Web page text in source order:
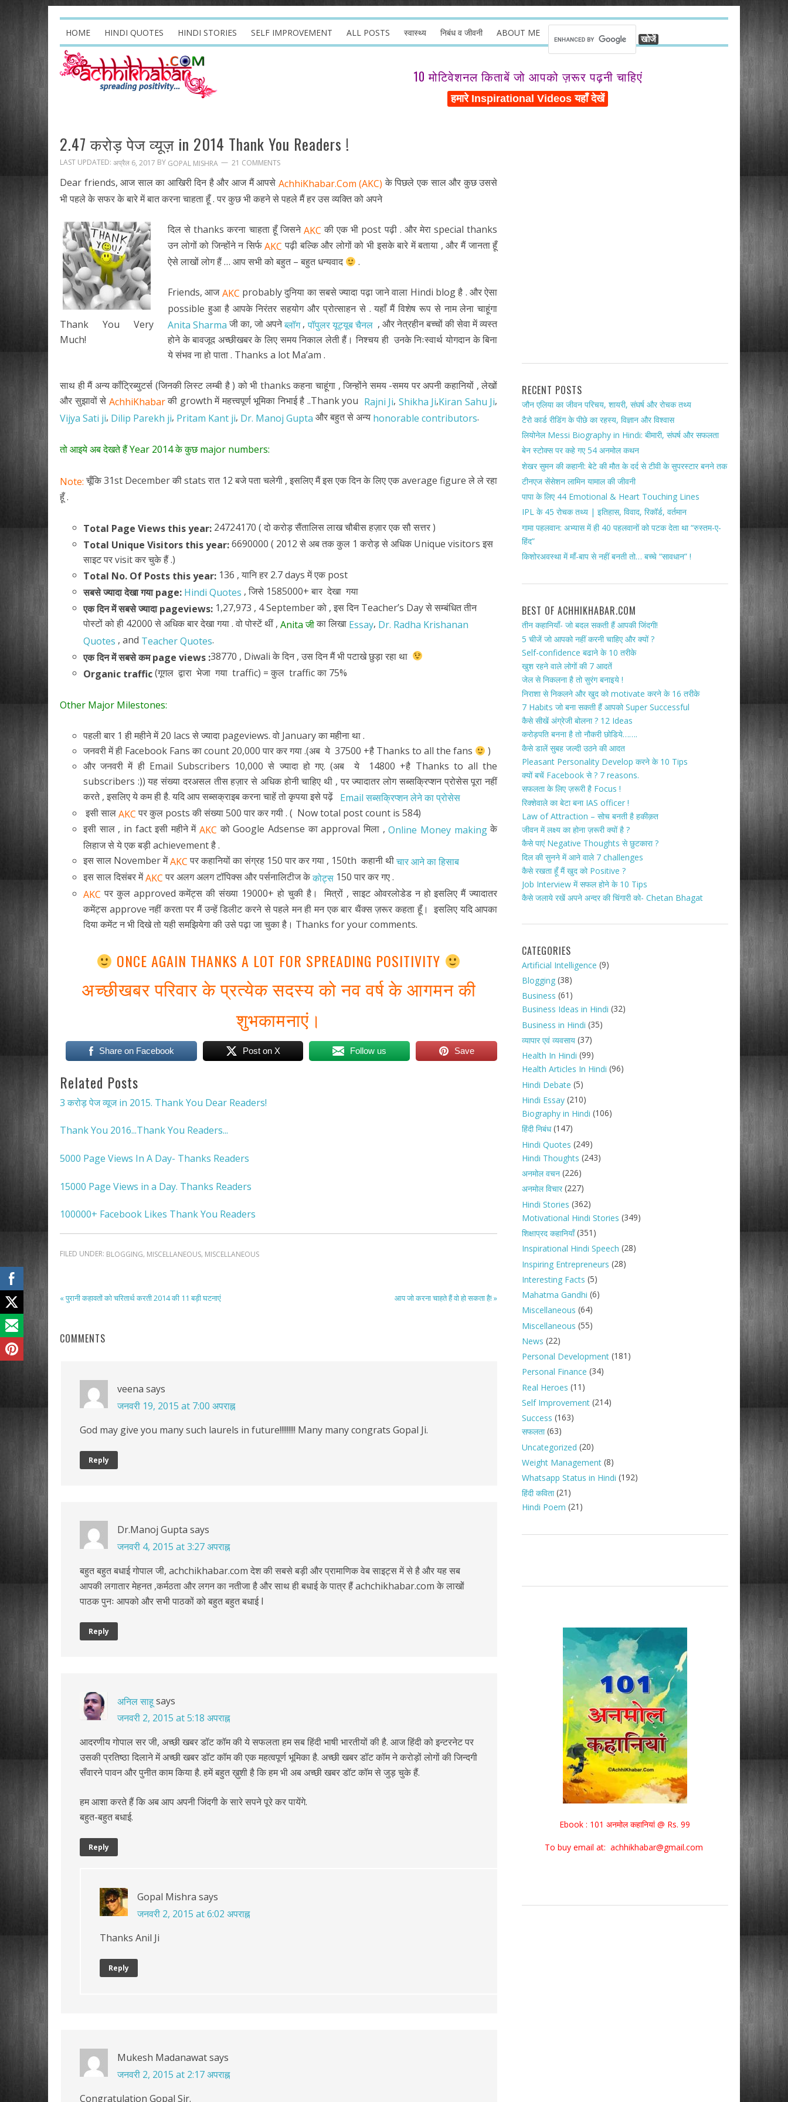
HOME HINDI QUOTES HINDI STORIES SELF IMPROVEMENT ALL POSTS स्वास्थ्य निबंध व जीवनी ABOUT ME
10 मोटिवेशनल किताबें जो आपको ज़रूर पढ़नी चाहिएं
2.47 करोड़ पेज व्यूज़ in 2014 Thank You Readers !
LAST UPDATED: अप्रैल 6, 2017 BY GOPAL MISHRA 21 COMMENTS
Dear friends, आज साल का आखिरी दिन है और आज मैं आपसे AchhiKhabar.Com (AKC) के पिछले एक साल और कुछ उससे
भी पहले के सफर के बारे में बात करना चाहता हूँ . पर कुछ भी कहने से पहले मैं हर उस व्यक्ति को अपने
Thank You Very
Much!
दिल से thanks करना चाहता हूँ जिसनेAKC की एक भी post पढ़ी . और मेरा special thanks
उन लोगों को जिन्होंने न सिर्फ AKC पढ़ी बल्कि और लोगों को भी इसके बारे में बताया , और मैं जानता हूँ
ऐसे लाखों लोग हैं … आप सभी को बहुत – बहुत धन्यवाद
.
Friends, आजAKC probably दुनिया का सबसे ज्यादा पढ़ा जाने वाला Hindi blog है . और ऐसा
possible हुआ है आपके निरंतर सहयोग और प्रोत्साहन से . यहाँ मैं विशेष रूप से नाम लेना चाहूंगा
Anita Sharmaजी का, जो अपनेब्लॉग,पॉपुलर यूट्यूब चैनल , और नेत्रहीन बच्चों की सेवा में व्यस्त
होने के बावजूद अच्छीखबर के लिए समय निकाल लेती हैं। निश्चय ही उनके निःस्वार्थ योगदान के बिना
ये संभव ना हो पाता . Thanks a lot Ma’am .
साथ ही मैं अन्य कॉंट्रिब्युटर्स (जिनकी लिस्ट लम्बी है ) को भी thanks कहना चाहूंगा , जिन्होंने समय -समय पर अपनी कहानियों , लेखों
और सुझावों से AchhiKhabarकी growth में महत्त्वपूर्ण भूमिका निभाई है ..Thank you Rajni Ji, Shikha Ji,Kiran Sahu Ji,
Vijya Sati ji, Dilip Parekh ji, Pritam Kant ji, Dr. Manoj Gupta और बहुत से अन्य honorable contributors.
तो आइये अब देखते हैं Year 2014 के कुछ major numbers:
Note:चूँकि 31st December की stats रात 12 बजे पता चलेगी , इसलिए मैं इस एक दिन के लिए एक average figure ले ले रहा
हूँ .
Total Page Views this year: 24724170 ( दो करोड़ सैंतालिस लाख चौबीस हज़ार एक सौ सत्तर )
Total Unique Visitors this year:6690000 ( 2012 से अब तक कुल 1 करोड़ से अधिक Unique visitors इस
साइट पर visit कर चुके हैं .)
Total No. Of Posts this year: 136 , यानि हर 2.7 days में एक post
सबसे ज्यादा देखा गया page: Hindi Quotes , जिसे 1585000+ बार देखा गया
एक दिन में सबसे ज्यादा pageviews: 1,27,973 , 4 September को , इस दिन Teacher’s Day से सम्बंधित तीन
पोस्टों को ही 42000 से अधिक बार देखा गया . वो पोस्टें थीं , Anita जीका लिखा Essay, Dr. Radha Krishanan
Quotes , and Teacher Quotes.
एक दिन में सबसे कम page views :38770 , Diwali के दिन , उस दिन मैं भी पटाखे छुड़ा रहा था
Organic traffic(गूगल द्वारा भेजा गया traffic) = कुल traffic का 75%
Other Major Milestones:
पहली बार 1 ही महीने में 20 lacs से ज्यादा pageviews. वो January का महीना था .
जनवरी में ही Facebook Fans का count 20,000 पार कर गया .(अब ये 37500 +है Thanks to all the fans
)
और जनवरी में ही Email Subscribers 10,000 से ज्यादा हो गए. (अब ये 14800 +है Thanks to all the
subscribers :)) यह संख्या दरअसल तीस हज़ार से अधिक होनी चाहिए थी , पर ज्यादातर लोग सब्सक्रिप्शन प्रोसेस पूरा नहीं
करते , इसलिए ये कम ही है. यदि आप सब्सक्राइब करना चाहें तो कृपया इसे पढ़ें Email सब्सक्रिप्शन लेने का प्रोसेस
इसी सालAKCपर कुल posts की संख्या 500 पार कर गयी . ( Now total post count is 584)
इसी साल , in fact इसी महीने मेंAKC को Google Adsense का approval मिला ,Online Money makingके
लिहाज से ये एक बड़ी achievement है .
इस साल November मेंAKCपर कहानियों का संग्रह 150 पार कर गया , 150th कहानी थीचार आने का हिसाब
इस साल दिसंबर मेंAKCपर अलग अलग टॉपिक्स और पर्सनालिटीज केकोट्स 150 पार कर गए .
AKC पर कुल approved कमेंट्स की संख्या 19000+ हो चुकी है। मित्रों , साइट ओवरलोडेड न हो इसलिए मैं ज्यादातर
कमेंट्स approve नहीं करता पर मैं उन्हें डिलीट करने से पहले मन ही मन एक बार थैंक्स ज़रूर कहता हूँ। इसलिए यदि आपका
दिया कमेंट न भी दिखे तो यही समझियेगा की उसे पढ़ा जा चुका है। Thanks for your comments.
ONCE AGAIN THANKS A LOT FOR SPREADING POSITIVITY
अच्छीखबर परिवार के प्रत्येक सदस्य को नव वर्ष के आगमन की
शुभकामनाएं।
Share on Facebook Post on X Follow us Save
Related Posts
3 करोड़ पेज व्यूज in 2015. Thank You Dear Readers!
Thank You 2016...Thank You Readers...
5000 Page Views In A Day- Thanks Readers
15000 Page Views in a Day. Thanks Readers
100000+ Facebook Likes Thank You Readers
FILED UNDER: BLOGGING, MISCELLANEOUS, MISCELLANEOUS
« पुरानी कहावतों को चरितार्थ करती 2014 की 11 बड़ी घटनाएं आप जो करना चाहते हैं वो हो सकता है! »
COMMENTS
veena says
जनवरी 19, 2015 at 7:00 अपराह्न
God may give you many such laurels in future!!!!!!!!! Many many congrats Gopal Ji.
Reply
Dr.Manoj Gupta says
जनवरी 4, 2015 at 3:27 अपराह्न
बहुत बहुत बधाई गोपाल जी, achchikhabar.com देश की सबसे बड़ी और प्रामाणिक वेब साइट्स में से है और यह सब
आपकी लगातार मेहनत ,कर्मठता और लगन का नतीजा है और साथ ही बधाई के पात्र हैं achchikhabar.com के लाखों
पाठक पुनः आपको और सभी पाठकों को बहुत बहुत बधाई l
Reply
अनिल साहूsays
जनवरी 2, 2015 at 5:18 अपराह्न
आदरणीय गोपाल सर जी, अच्छी खबर डॉट कॉम की ये सफलता हम सब हिंदी भाषी भारतीयों की है. आज हिंदी को इन्टरनेट पर
उसकी प्रतिष्ठा दिलाने में अच्छी खबर डॉट कॉम की एक महत्वपूर्ण भूमिका है. अच्छी खबर डॉट कॉम ने करोड़ों लोगों की जिन्दगी
सँवारने पावन और पुनीत काम किया है. हमें बहुत ख़ुशी है कि हम भी अब अच्छी खबर डॉट कॉम से जुड़ चुके हैं.
हम आशा करते हैं कि अब आप अपनी जिंदगी के सारे सपने पूरे कर पायेंगे.
बहुत-बहुत बधाई.
Reply
Gopal Mishra says
जनवरी 2, 2015 at 6:02 अपराह्न
Thanks Anil Ji
Reply
Mukesh Madanawatsays
जनवरी 2, 2015 at 2:17 अपराह्न
Congratulation Gopal Sir.
RECENT POSTS
जौन एलिया का जीवन परिचय, शायरी, संघर्ष और रोचक तथ्य
टैरो कार्ड रीडिंग के पीछे का रहस्य, विज्ञान और विश्वास
लियोनेल Messi Biography in Hindi: बीमारी, संघर्ष और सफलता
बेन स्टोक्स पर कहे गए 54 अनमोल कथन
शेखर सुमन की कहानी: बेटे की मौत के दर्द से टीवी के सुपरस्टार बनने तक
टीनएज सेंसेशन लामिन यामाल की जीवनी
पापा के लिए 44 Emotional & Heart Touching Lines
IPL के 45 रोचक तथ्य | इतिहास, विवाद, रिकॉर्ड, वर्तमान
गामा पहलवान: अभ्यास में ही 40 पहलवानों को पटक देता था “रुस्तम-ए-
हिंद”
किशोरअवस्था में माँ-बाप से नहीं बनती तो… बच्चे “सावधान” !
BEST OF ACHHIKHABAR.COM
तीन कहानियाँ- जो बदल सकती हैं आपकी जिंदगी!
5 चीजें जो आपको नहीं करनी चाहिए और क्यों ?
Self-confidence बढाने के 10 तरीके
खुश रहने वाले लोगों की 7 आदतें
जेल से निकलना है तो सुरंग बनाइये !
निराशा से निकलने और खुद को motivate करने के 16 तरीके
7 Habits जो बना सकती हैं आपको Super Successful
कैसे सीखें अंग्रेजी बोलना ? 12 Ideas
करोड़पति बनना है तो नौकरी छोडिये…….
कैसे डालें सुबह जल्दी उठने की आदत
Pleasant Personality Develop करने के 10 Tips
क्यों बचें Facebook से ? 7 reasons.
सफलता के लिए ज़रूरी है Focus !
रिक्शेवाले का बेटा बना IAS officer !
Law of Attraction – सोच बनती है हकीक़त
जीवन में लक्ष्य का होना ज़रूरी क्यों है ?
कैसे पाएं Negative Thoughts से छुटकारा ?
दिल की सुनने में आने वाले 7 challenges
कैसे रखता हूँ मैं खुद को Positive ?
Job Interview में सफल होने के 10 Tips
कैसे जलाये रखें अपने अन्दर की चिंगारी को- Chetan Bhagat
CATEGORIES
Artificial Intelligence (9)
Blogging(38)
Business (61)
Business Ideas in Hindi (32)
Business in Hindi (35)
व्यापार एवं व्यवसाय(37)
Health In Hindi (99)
Health Articles In Hindi (96)
Hindi Debate (5)
Hindi Essay(210)
Biography in Hindi (106)
हिंदी निबंध(147)
Hindi Quotes (249)
Hindi Thoughts (243)
अनमोल वचन(226)
अनमोल विचार(227)
Hindi Stories (362)
Motivational Hindi Stories (349)
शिक्षाप्रद कहानियाँ(351)
Inspirational Hindi Speech (28)
Inspiring Entrepreneurs (28)
Interesting Facts (5)
Mahatma Gandhi (6)
Miscellaneous (64)
Miscellaneous (55)
News (22)
Personal Development(181)
Personal Finance (34)
Real Heroes (11)
Self Improvement(214)
Success (163)
सफलता(63)
Uncategorized (20)
Weight Management(8)
Whatsapp Status in Hindi (192)
हिंदी कविता(21)
Hindi Poem (21)
Ebook : 101 अनमोल कहानियां @ Rs. 99
To buy email at: achhikhabar@gmail.com